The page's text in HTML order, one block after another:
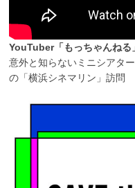
YouTuber「もっちゃんねる
意外と知らないミニシアタ
の「横浜シネマリン」訪問